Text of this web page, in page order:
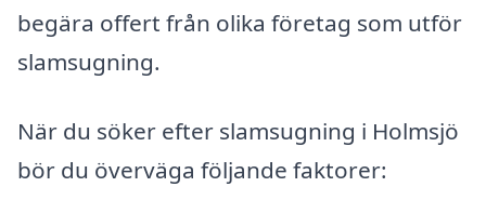
begära offert från olika företag som utför
slamsugning.
När du söker efter slamsugning i Holmsjö
bör du överväga följande faktorer: